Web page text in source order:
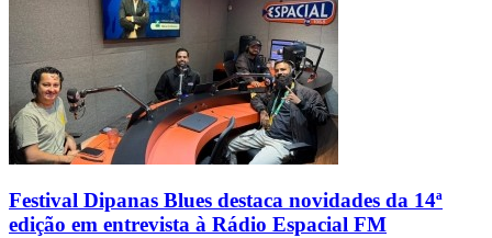
Festival Dipanas Blues destaca novidades da 14ª
edição em entrevista à Rádio Espacial FM